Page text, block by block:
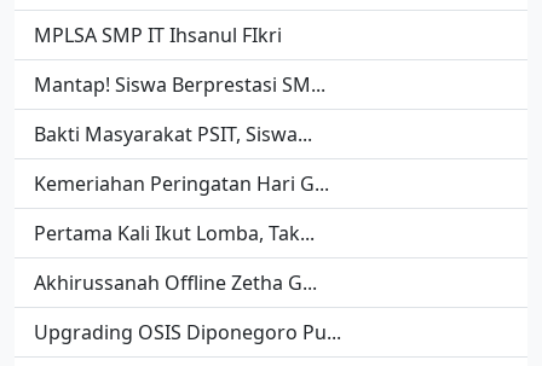
MPLSA SMP IT Ihsanul FIkri
Mantap! Siswa Berprestasi SM...
Bakti Masyarakat PSIT, Siswa...
Kemeriahan Peringatan Hari G...
Pertama Kali Ikut Lomba, Tak...
Akhirussanah Offline Zetha G...
Upgrading OSIS Diponegoro Pu...